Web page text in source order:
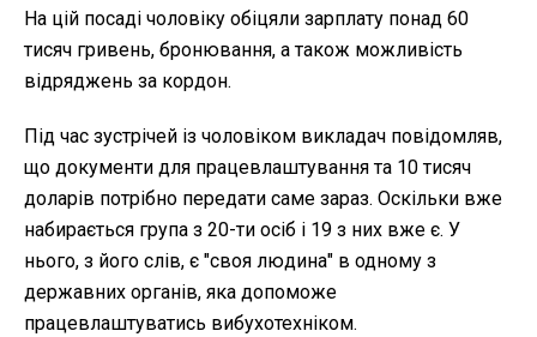
На цій посаді чоловіку обіцяли зарплату понад 60
тисяч гривень, бронювання, а також можливість
відряджень за кордон.
Під час зустрічей із чоловіком викладач повідомляв,
що документи для працевлаштування та 10 тисяч
доларів потрібно передати саме зараз. Оскільки вже
набирається група з 20-ти осіб і 19 з них вже є. У
нього, з його слів, є "своя людина" в одному з
державних органів, яка допоможе
працевлаштуватись вибухотехніком.